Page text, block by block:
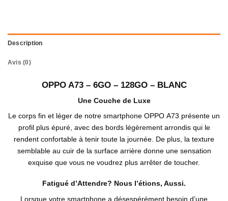
Description
Avis (0)
OPPO A73 – 6GO – 128GO – BLANC
Une Couche de Luxe
Le corps fin et léger de notre smartphone OPPO A73 présente un
profil plus épuré, avec des bords légèrement arrondis qui le
rendent confortable à tenir toute la journée. De plus, la texture
semblable au cuir de la surface arrière donne une sensation
exquise que vous ne voudrez plus arrêter de toucher.
Fatigué d’Attendre? Nous l’étions, Aussi.
Lorsque votre smartphone a désespérément besoin d’une